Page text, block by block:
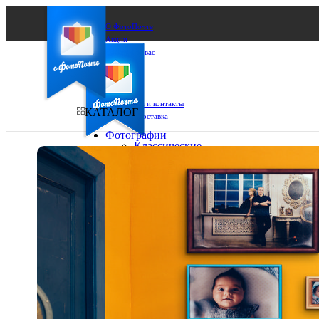
О ФотоПочте
Акции
Сделаем за вас
Бизнесу
FAQ
Франшиза
Поддержка и контакты
Оплата и доставка
Ваш город:
Выберите из списка:
КАТАЛОГ
Фотографии
Классические
10х10
10х15
13х18
15х15
30х30
30х40